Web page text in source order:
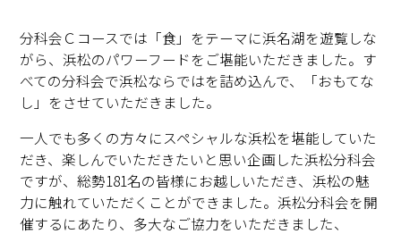
分科会Ｃコースでは「食」をテーマに浜名湖を遊覧しな
がら、浜松のパワーフードをご堪能いただきました。す
べての分科会で浜松ならではを詰め込んで、「おもてな
し」をさせていただきました。
一人でも多くの方々にスペシャルな浜松を堪能していた
だき、楽しんでいただきたいと思い企画した浜松分科会
ですが、総勢181名の皆様にお越しいただき、浜松の魅
力に触れていただくことができました。浜松分科会を開
催するにあたり、多大なご協力をいただきました、